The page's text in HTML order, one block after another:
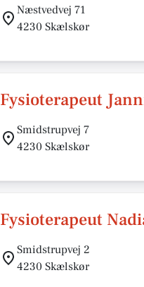
Næstvedvej 71
4230 Skælskør
Fysioterapeut
Smidstrupvej 7
4230 Skælskør
Fysioterapeut
Smidstrupvej 2
4230 Skælskør